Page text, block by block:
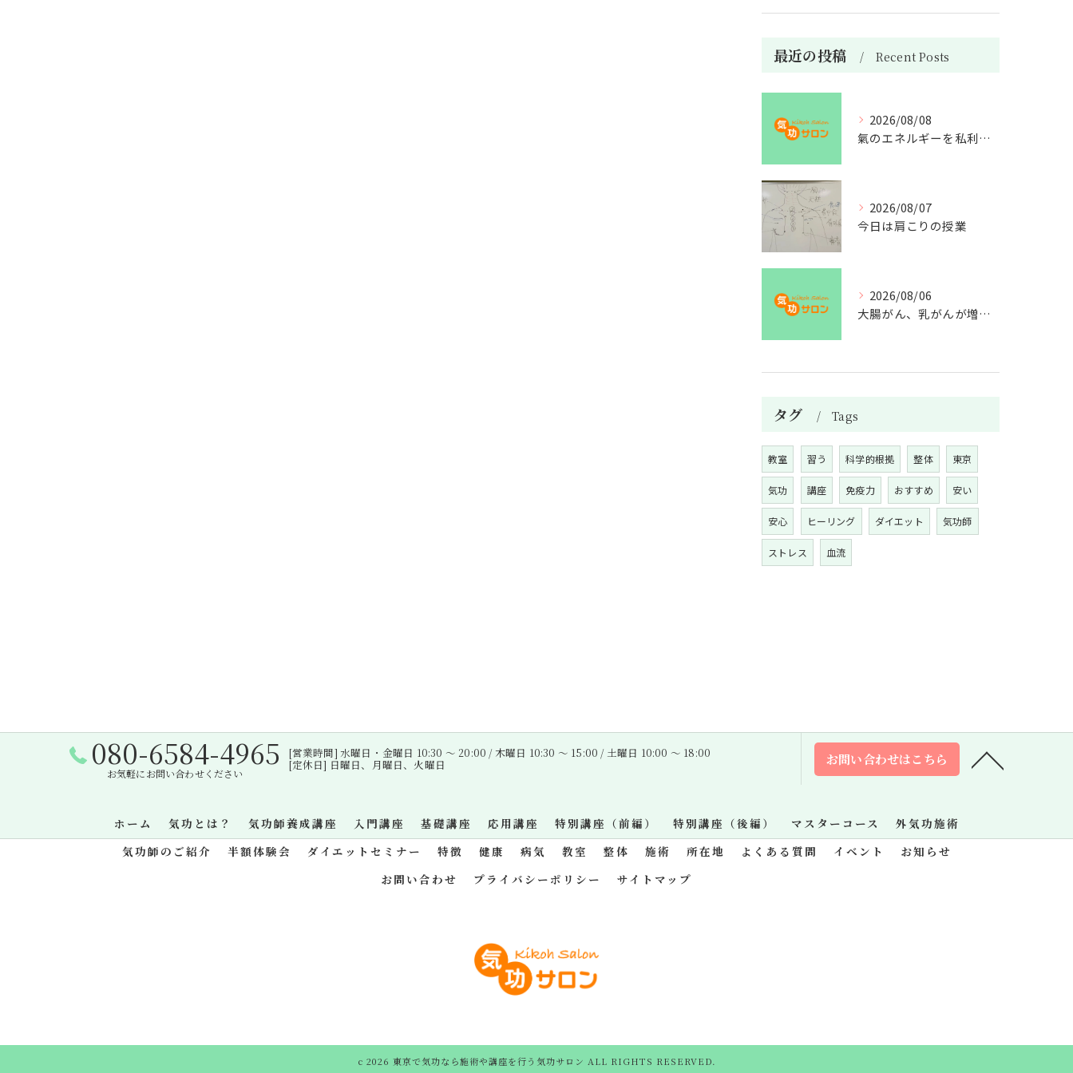
最近の投稿 Recent Posts
2026/08/08
氣のエネルギーを私利私欲のために使うな
2026/08/07
今日は肩こりの授業
2026/08/06
大腸がん、乳がんが増えた理由
タグ Tags
教室 習う 科学的根拠 整体 東京
気功 講座 免疫力 おすすめ 安い
安心 ヒーリング ダイエット 気功師
ストレス 血流
080-6584-4965
お気軽にお問い合わせください
[営業時間] 水曜日・金曜日 10:30 〜 20:00 / 木曜日 10:30 〜 15:00 / 土曜日 10:00 〜 18:00
[定休日] 日曜日、月曜日、火曜日
お問い合わせはこちら
ホーム 気功とは？ 気功師養成講座 入門講座 基礎講座 応用講座 特別講座（前編） 特別講座（後編） マスターコース
外気功施術
気功師のご紹介
半額体験会 ダイエットセミナー 特徴 健康 病気 教室 整体 施術 所在地 よくある質問 イベント
お知らせ
お問い合わせ
プライバシーポリシー サイトマップ
c 2026 東京で気功なら施術や講座を行う気功サロン ALL RIGHTS RESERVED.